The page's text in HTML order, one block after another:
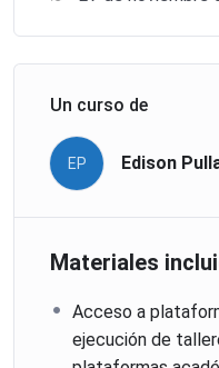
Un curso de
EP Edison
Materiales
Acceso a
ejecución de